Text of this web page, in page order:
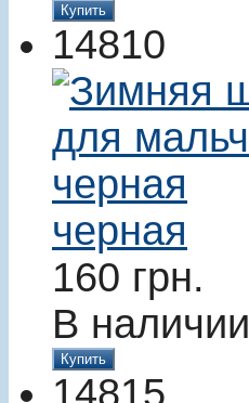
Купить
14810
черная
160 грн.
В наличии
Купить
14815